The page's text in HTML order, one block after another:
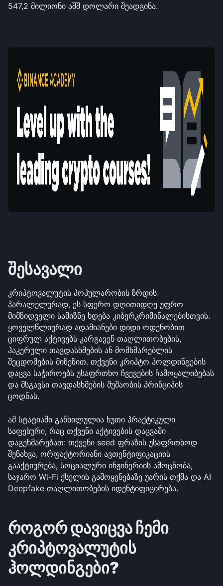
547,2 მილიონი აშშ დოლარი შეადგინა.
შესავალი
კრიპტოვალუტის პოპულარობის ზრდის
პარალელურად, ეს სფერო დღითიდღე უფრო
მიმზიდველი სამიზნე ხდება კიბერკრიმინალებისთვის.
ყოველწლიურად ადამიანები დიდი ოდენობით
ციფრულ აქტივებს კარგავენ თაღლითობების,
ჰაკერული თავდასხმების ან მომხმარებლის
შეცდომების მიზეზით. თქვენი კრიპტო ჰოლდინგების
დაცვა საჭიროებს უსაფრთხო ჩვევების ჩამოყალიბებას
და მსგავსი თავდასხმების მუშაობის პრინციპის
ცოდნას.
ამ სტატიაში განხილულია ხუთი პრაქტიკული
საფეხური, რაც თქვენი აქტივების დაცვაში
დაგეხმარებათ: თქვენი seed ფრაზის უსაფრთხოდ
შენახვა, ორფაქტორიანი ავთენტიფიკაციის
გააქტიურება, სოციალური ინჟინერიის ამოცნობა,
საჯარო Wi-Fi ქსელის გამოყენებაზე უარის თქმა და AI
Deepfake თაღლითობების იდენტიფიცირება.
როგორ დავიცვა ჩემი
კრიპტოვალუტის
ჰოლდინგები?